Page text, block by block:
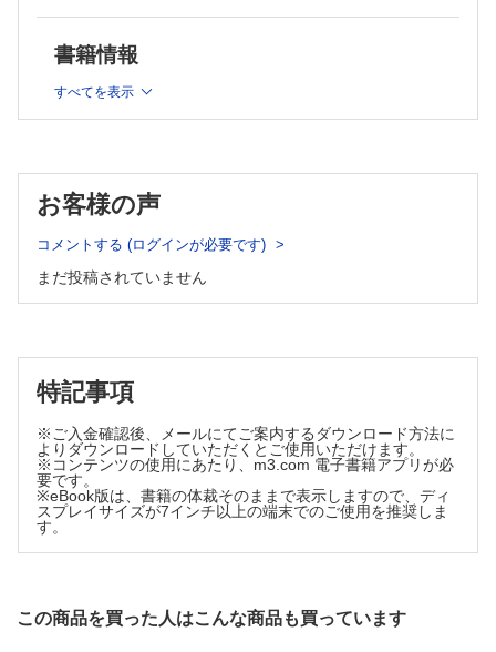
治療抵抗性高血圧の治療 桂田健一
高齢者高血圧の治療 山本浩一
若年・小児の高血圧 田中敦史，野出孝一
妊娠高血圧症候群 目時弘仁
糖尿病・肥満合併高血圧の治療 古橋眞人
座談会
内分泌疾患を見逃さないために
連載
何だろ？ ちょっとエコーに聞いてみる？
～行政への通報・連携とカルテ開示拒否の法的判断～ 松
書籍情報
すべてを表示
お客様の声
コメントする (ログインが必要です)
まだ投稿されていません
特記事項
※ご入金確認後、メールにてご案内するダウンロード方法に
よりダウンロードしていただくとご使用いただけます。
※コンテンツの使用にあたり、m3.com 電子書籍アプリが必
要です。
※eBook版は、書籍の体裁そのままで表示しますので、ディ
スプレイサイズが7インチ以上の端末でのご使用を推奨しま
す。
この商品を買った人はこんな商品も買っています